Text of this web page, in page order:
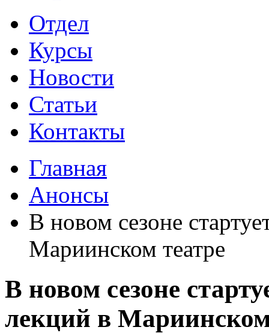
Отдел
Курсы
Новости
Статьи
Контакты
Главная
Анонсы
В новом сезоне
Мариинском театре
В новом сезоне
лекций в Мариинском